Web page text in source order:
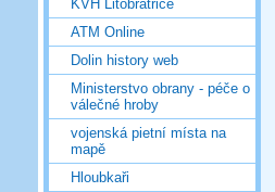
KVH Litobratřice
ATM Online
Dolin history web
Ministerstvo obrany - péče o
válečné hroby
vojenská pietní místa na
mapě
Hloubkaři